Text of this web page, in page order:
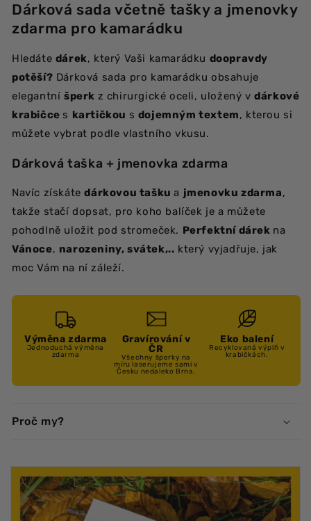
Dárková sada včetně tašky a jmenovky
zdarma pro kamarádku
Hledáte dárek, který Vaši kamarádku doopravdy
potěší? Dárková sada pro kamarádku obsahuje
elegantní šperk z chirurgické oceli, uložený vdárkové
krabičces kartičkou s dojemným textem, kterou si
můžete vybrat podle vlastního vkusu.
Dárková taška + jmenovka zdarma
Navíc získátedárkovou taškua jmenovku zdarma,
takže stačí dopsat, pro koho balíček je a můžete
pohodlně uložit pod stromeček. Perfektní dárek na
Vánoce, narozeniny, svátek,.. který vyjadřuje, jak
moc Vám na ní záleží.
Výměna zdarma
Jednoduchá výměna
zdarma
Gravírování v
ČR
Všechny šperky na
míru laserujeme sami v
Česku nedaleko Brna.
Eko balení
Recyklovaná výplň v
krabičkách.
Proč my?